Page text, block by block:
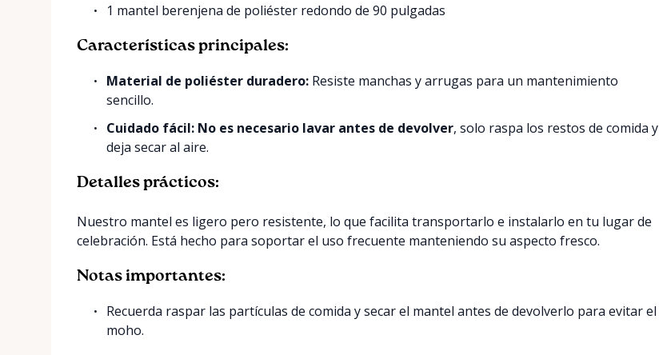
1 mantel berenjena de poliéster redondo de 90 pulgadas
Características principales:
Material de poliéster duradero: Resiste manchas y arrugas para un mantenimiento
sencillo.
Cuidado fácil: No es necesario lavar antes de devolver, solo raspa los restos de comida y
deja secar al aire.
Detalles prácticos:
Nuestro mantel es ligero pero resistente, lo que facilita transportarlo e instalarlo en tu lugar de
celebración. Está hecho para soportar el uso frecuente manteniendo su aspecto fresco.
Notas importantes:
Recuerda raspar las partículas de comida y secar el mantel antes de devolverlo para evitar el
moho.